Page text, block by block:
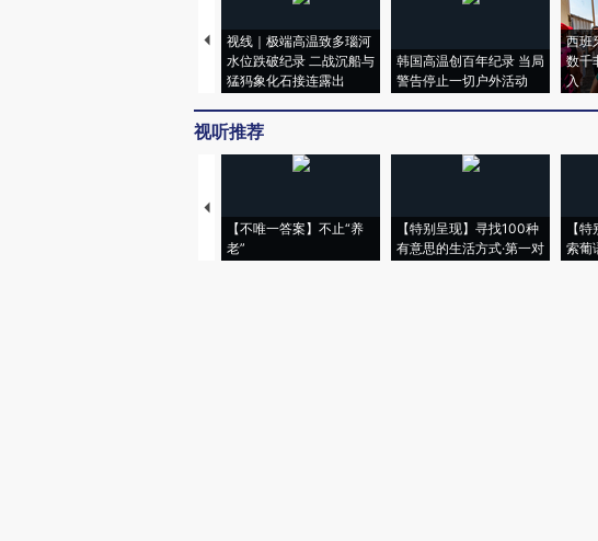
视线｜极端高温致多瑙河
水位跌破纪录 二战沉船与
猛犸象化石接连露出
韩国高温创百年纪录 当局
警告停止一切户外活动
西班
数千
入
视听推荐
【不唯一答案】不止“养
老”
【特别呈现】寻找100种
有意思的生活方式·第一对
【
索葡